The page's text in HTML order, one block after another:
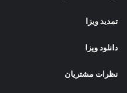
تمدید ویزا
دانلود ویزا
نظرات مشتریان